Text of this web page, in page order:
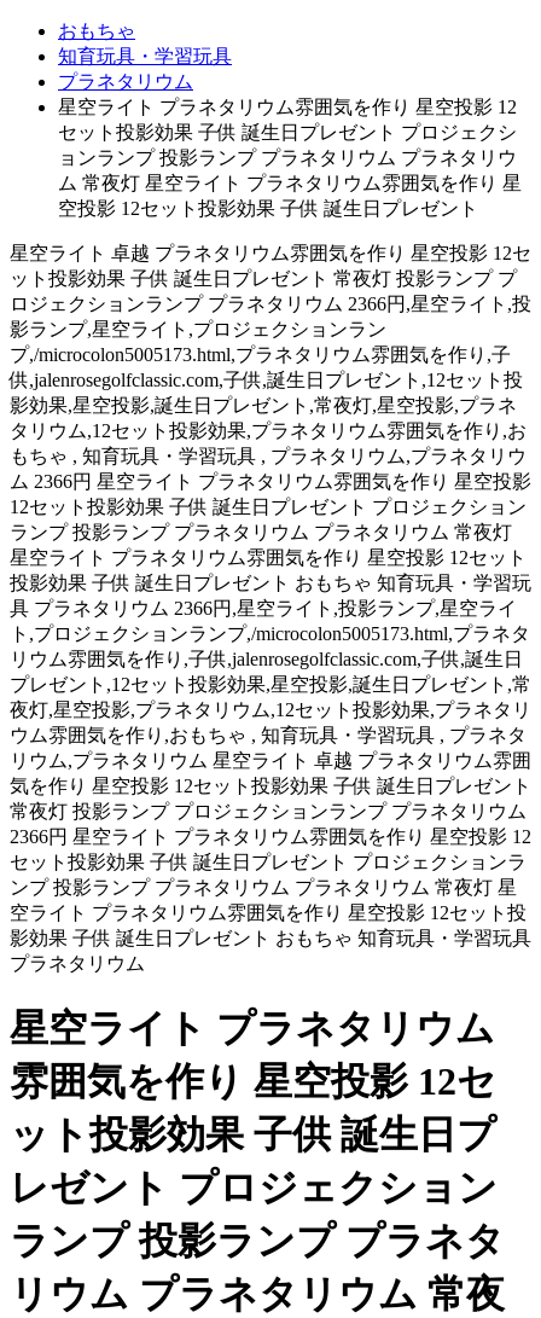
おもちゃ
知育玩具・学習玩具
プラネタリウム
星空ライト プラネタリウム雰囲気を作り 星空投影 12
セット投影効果 子供 誕生日プレゼント プロジェクシ
ョンランプ 投影ランプ プラネタリウム プラネタリウ
ム 常夜灯 星空ライト プラネタリウム雰囲気を作り 星
空投影 12セット投影効果 子供 誕生日プレゼント
星空ライト 卓越 プラネタリウム雰囲気を作り 星空投影 12セ
ット投影効果 子供 誕生日プレゼント 常夜灯 投影ランプ プ
ロジェクションランプ プラネタリウム 2366円,星空ライト,投
影ランプ,星空ライト,プロジェクションラン
プ,/microcolon5005173.html,プラネタリウム雰囲気を作り,子
供,jalenrosegolfclassic.com,子供,誕生日プレゼント,12セット投
影効果,星空投影,誕生日プレゼント,常夜灯,星空投影,プラネ
タリウム,12セット投影効果,プラネタリウム雰囲気を作り,お
もちゃ , 知育玩具・学習玩具 , プラネタリウム,プラネタリウ
ム 2366円 星空ライト プラネタリウム雰囲気を作り 星空投影
12セット投影効果 子供 誕生日プレゼント プロジェクション
ランプ 投影ランプ プラネタリウム プラネタリウム 常夜灯
星空ライト プラネタリウム雰囲気を作り 星空投影 12セット
投影効果 子供 誕生日プレゼント おもちゃ 知育玩具・学習玩
具 プラネタリウム 2366円,星空ライト,投影ランプ,星空ライ
ト,プロジェクションランプ,/microcolon5005173.html,プラネタ
リウム雰囲気を作り,子供,jalenrosegolfclassic.com,子供,誕生日
プレゼント,12セット投影効果,星空投影,誕生日プレゼント,常
夜灯,星空投影,プラネタリウム,12セット投影効果,プラネタリ
ウム雰囲気を作り,おもちゃ , 知育玩具・学習玩具 , プラネタ
リウム,プラネタリウム 星空ライト 卓越 プラネタリウム雰囲
気を作り 星空投影 12セット投影効果 子供 誕生日プレゼント
常夜灯 投影ランプ プロジェクションランプ プラネタリウム
2366円 星空ライト プラネタリウム雰囲気を作り 星空投影 12
セット投影効果 子供 誕生日プレゼント プロジェクションラ
ンプ 投影ランプ プラネタリウム プラネタリウム 常夜灯 星
空ライト プラネタリウム雰囲気を作り 星空投影 12セット投
影効果 子供 誕生日プレゼント おもちゃ 知育玩具・学習玩具
プラネタリウム
星空ライト プラネタリウム
雰囲気を作り 星空投影 12セ
ット投影効果 子供 誕生日プ
レゼント プロジェクション
ランプ 投影ランプ プラネタ
リウム プラネタリウム 常夜